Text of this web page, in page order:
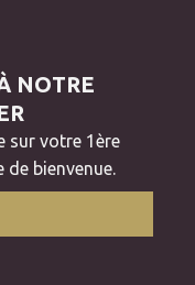
NOTRE
sur votre 1ère
bienvenue.